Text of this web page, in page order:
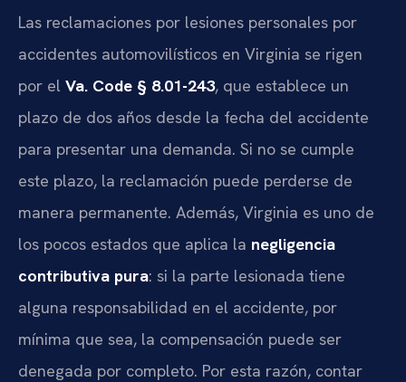
Las reclamaciones por lesiones personales por
accidentes automovilísticos en Virginia se rigen
por el Va. Code § 8.01-243, que establece un
plazo de dos años desde la fecha del accidente
para presentar una demanda. Si no se cumple
este plazo, la reclamación puede perderse de
manera permanente. Además, Virginia es uno de
los pocos estados que aplica la negligencia
contributiva pura: si la parte lesionada tiene
alguna responsabilidad en el accidente, por
mínima que sea, la compensación puede ser
denegada por completo. Por esta razón, contar